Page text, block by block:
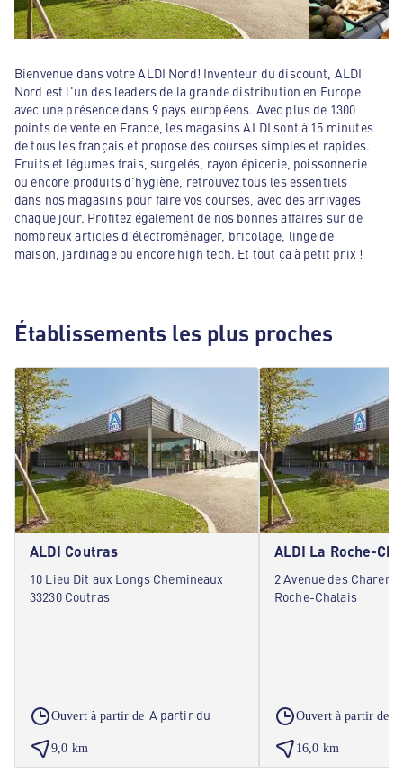
Bienvenue dans votre ALDI Nord! Inventeur du discount, ALDI
Nord est l'un des leaders de la grande distribution en Europe
avec une présence dans 9 pays européens. Avec plus de 1300
points de vente en France, les magasins ALDI sont à 15 minutes
de tous les français et propose des courses simples et rapides.
Fruits et légumes frais, surgelés, rayon épicerie, poissonnerie
ou encore produits d'hygiène, retrouvez tous les essentiels
dans nos magasins pour faire vos courses, avec des arrivages
chaque jour. Profitez également de nos bonnes affaires sur de
nombreux articles d'électroménager, bricolage, linge de
maison, jardinage ou encore high tech. Et tout ça à petit prix !
Établissements les plus proches
ALDI Coutras
10 Lieu Dit aux Longs Chemineaux
33230 Coutras
Ouvert à partir de A partir du
9,0 km
ALDI La Roche-
2 Avenue des
Roche-Chalais
Ouvert à partir de
16,0 km